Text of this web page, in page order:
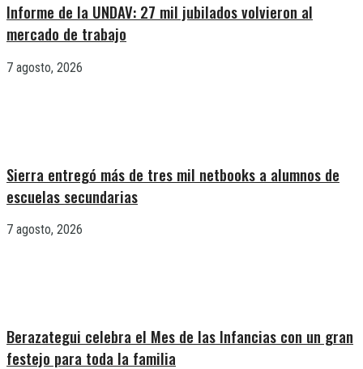
Informe de la UNDAV: 27 mil jubilados volvieron al
mercado de trabajo
7 agosto, 2026
Sierra entregó más de tres mil netbooks a alumnos de
escuelas secundarias
7 agosto, 2026
Berazategui celebra el Mes de las Infancias con un gran
festejo para toda la familia